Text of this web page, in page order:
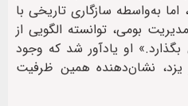
به‌واسطه سازگاری تاریخی با
بومی، توانسته الگویی از
او یادآور شد که وجود
یزد، نشان‌دهنده همین ظرفیت